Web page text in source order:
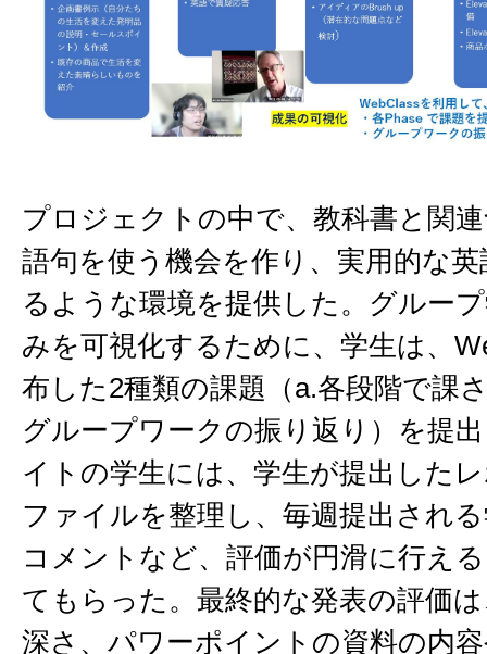
プロジェクトの中で、教科書と関
語句を使う機会を作り、実用的な
るような環境を提供した。グルー
みを可視化するために、学生は、
布した2種類の課題（a.各段階で課
グループワークの振り返り）を提
イトの学生には、学生が提出した
ファイルを整理し、毎週提出され
コメントなど、評価が円滑に行え
てもらった。最終的な発表の評価
深さ、パワーポイントの資料の内